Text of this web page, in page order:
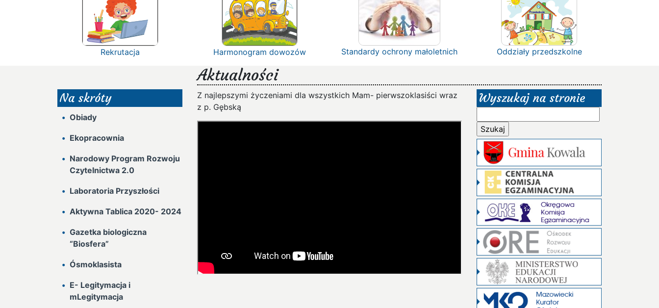
Rekrutacja Harmonogram dowozów Standardy ochrony małoletnich Oddziały przedszkolne
Aktualności
Na skróty
Obiady
Ekopracownia
Narodowy Program Rozwoju
Czytelnictwa 2.0
Laboratoria Przyszłości
Aktywna Tablica 2020- 2024
Gazetka biologiczna
“Biosfera”
Ósmoklasista
E- Legitymacja i
mLegitymacja
Z najlepszymi życzeniami dla wszystkich Mam- pierwszoklasiści wraz
z p. Gębską
Wyszukaj na stronie